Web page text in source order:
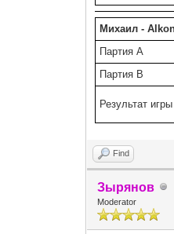
Михаил -
Партия A
Партия B
Результат игры
Find
Зырянов
Moderator